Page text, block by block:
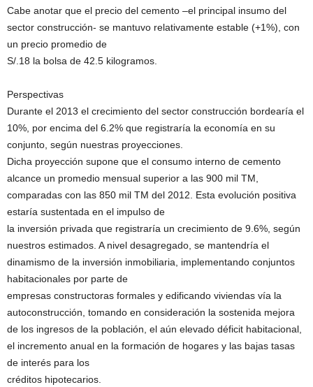
Cabe anotar que el precio del cemento –el principal insumo del
sector construcción- se mantuvo relativamente estable (+1%), con
un precio promedio de
S/.18 la bolsa de 42.5 kilogramos.
Perspectivas
Durante el 2013 el crecimiento del sector construcción bordearía el
10%, por encima del 6.2% que registraría la economía en su
conjunto, según nuestras proyecciones.
Dicha proyección supone que el consumo interno de cemento
alcance un promedio mensual superior a las 900 mil TM,
comparadas con las 850 mil TM del 2012. Esta evolución positiva
estaría sustentada en el impulso de
la inversión privada que registraría un crecimiento de 9.6%, según
nuestros estimados. A nivel desagregado, se mantendría el
dinamismo de la inversión inmobiliaria, implementando conjuntos
habitacionales por parte de
empresas constructoras formales y edificando viviendas vía la
autoconstrucción, tomando en consideración la sostenida mejora
de los ingresos de la población, el aún elevado déficit habitacional,
el incremento anual en la formación de hogares y las bajas tasas
de interés para los
créditos hipotecarios.